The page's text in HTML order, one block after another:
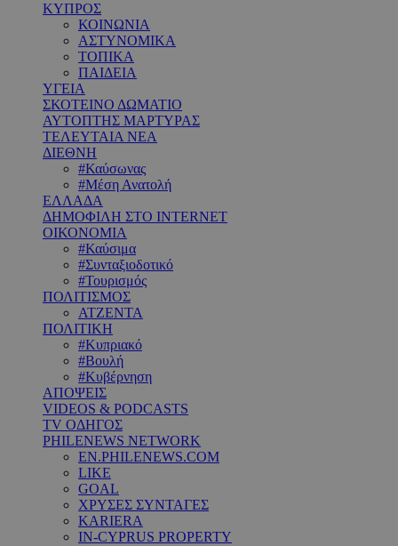
ΚΥΠΡΟΣ
ΚΟΙΝΩΝΙΑ
ΑΣΤΥΝΟΜΙΚΑ
ΤΟΠΙΚΑ
ΠΑΙΔΕΙΑ
ΥΓΕΙΑ
ΣΚΟΤΕΙΝΟ ΔΩΜΑΤΙΟ
ΑΥΤΟΠΤΗΣ ΜΑΡΤΥΡΑΣ
ΤΕΛΕΥΤΑΙΑ ΝΕΑ
ΔΙΕΘΝΗ
#Καύσωνας
#Μέση Ανατολή
ΕΛΛΑΔΑ
ΔΗΜΟΦΙΛΗ ΣΤΟ INTERNET
ΟΙΚΟΝΟΜΙΑ
#Καύσιμα
#Συνταξιοδοτικό
#Τουρισμός
ΠΟΛΙΤΙΣΜΟΣ
ΑΤΖΕΝΤΑ
ΠΟΛΙΤΙΚΗ
#Κυπριακό
#Βουλή
#Κυβέρνηση
ΑΠΟΨΕΙΣ
VIDEOS & PODCASTS
TV ΟΔΗΓΟΣ
PHILENEWS NETWORK
EN.PHILENEWS.COM
LIKE
GOAL
ΧΡΥΣΕΣ ΣΥΝΤΑΓΕΣ
KARIERA
IN-CYPRUS PROPERTY